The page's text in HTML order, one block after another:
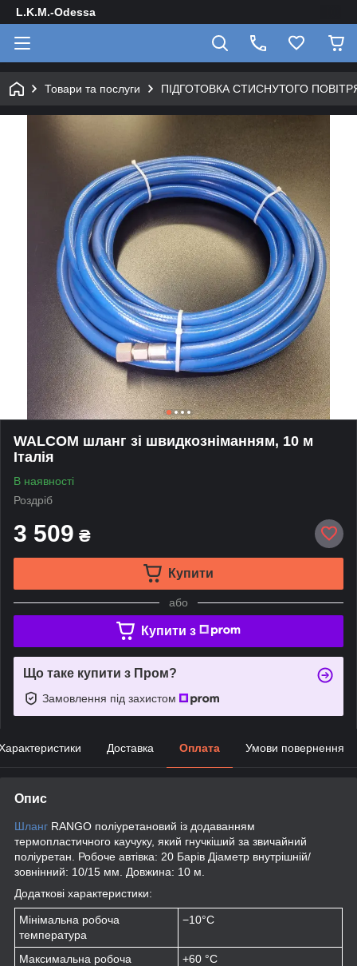
L.K.M.-Odessa
Товари та послуги ПІДГОТОВКА СТИСНУТОГО
WALCOM шланг зі швидкозніманням, 10 м
Італія
В наявності
Роздріб
3 509 ₴
Купити
або
Купити з
Що таке купити з Пром?
Замовлення під захистом
Доставка Оплата Умови повернення
Опис
Шланг RANGO поліуретановий із додаванням
термопластичного каучуку, який гнучкіший за звичайний
поліуретан. Робоче автівка: 20 Барів Діаметр внутрішній/
зовнінний: 10/15 мм. Довжина: 10 м.
Додаткові характеристики:
Мінімальна робоча
температура
−10°С
Максимальна робоча
+60 °C